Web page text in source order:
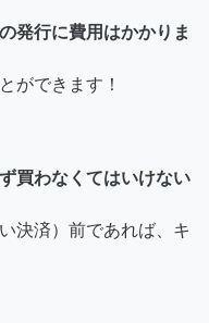
発行に費用はかかりま
ができます！
買わなくてはいけない
決済）前であれば、キ